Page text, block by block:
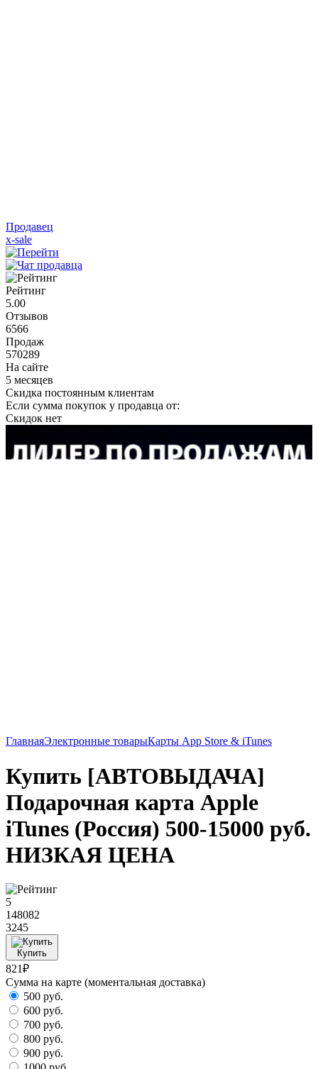
Продавец
x-sale
Рейтинг
5.00
Отзывов
6566
Продаж
570289
На сайте
5 месяцев
Скидка постоянным клиентам
Если сумма покупок у продавца от:
Скидок нет
ГлавнаяЭлектронные товарыКарты App Store & iTunes
Купить [АВТОВЫДАЧА]
Подарочная карта Apple
iTunes (Россия) 500-15000 руб.
НИЗКАЯ ЦЕНА
5
148082
3245
Купить
821₽
Сумма на карте (моментальная доставка)
500 руб.
600 руб.
700 руб.
800 руб.
900 руб.